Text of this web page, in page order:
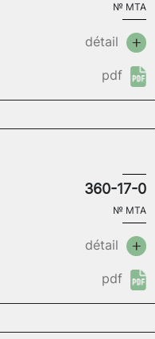
№ MTA
détail
pdf
360-17-0
№ MTA
détail
pdf